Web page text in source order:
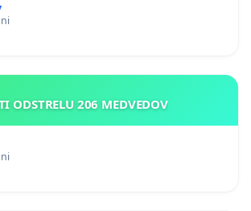
ODSTRELU 206 MEDVEDOV